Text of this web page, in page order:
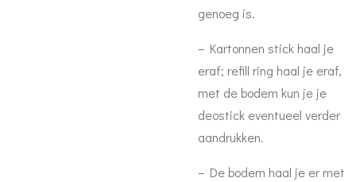
genoeg is.
– Kartonnen stick haal je
eraf; refill ring haal je eraf,
met de bodem kun je je
deostick eventueel verder
aandrukken.
– De bodem haal je er met